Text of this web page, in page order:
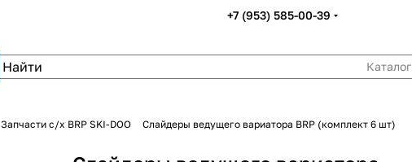
+7 (953) 585-00-39
Каталог
Запчасти с/х BRP SKI-DOO Слайдеры ведущего вариатора BRP (комплект 6 шт)